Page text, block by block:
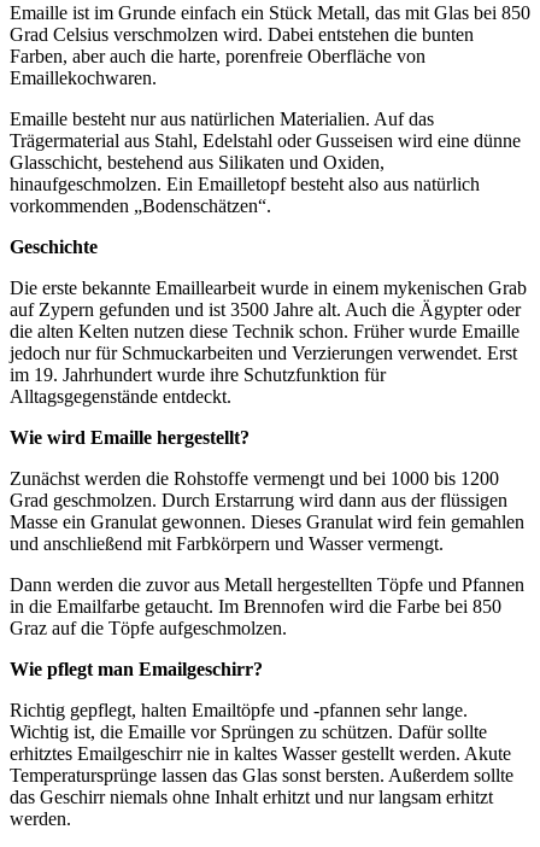
Emaille ist im Grunde einfach ein Stück Metall, das mit Glas bei 850
Grad Celsius verschmolzen wird. Dabei entstehen die bunten
Farben, aber auch die harte, porenfreie Oberfläche von
Emaillekochwaren.
Emaille besteht nur aus natürlichen Materialien. Auf das
Trägermaterial aus Stahl, Edelstahl oder Gusseisen wird eine dünne
Glasschicht, bestehend aus Silikaten und Oxiden,
hinaufgeschmolzen. Ein Emailletopf besteht also aus natürlich
vorkommenden „Bodenschätzen“.
Geschichte
Die erste bekannte Emaillearbeit wurde in einem mykenischen Grab
auf Zypern gefunden und ist 3500 Jahre alt. Auch die Ägypter oder
die alten Kelten nutzen diese Technik schon. Früher wurde Emaille
jedoch nur für Schmuckarbeiten und Verzierungen verwendet. Erst
im 19. Jahrhundert wurde ihre Schutzfunktion für
Alltagsgegenstände entdeckt.
Wie wird Emaille hergestellt?
Zunächst werden die Rohstoffe vermengt und bei 1000 bis 1200
Grad geschmolzen. Durch Erstarrung wird dann aus der flüssigen
Masse ein Granulat gewonnen. Dieses Granulat wird fein gemahlen
und anschließend mit Farbkörpern und Wasser vermengt.
Dann werden die zuvor aus Metall hergestellten Töpfe und Pfannen
in die Emailfarbe getaucht. Im Brennofen wird die Farbe bei 850
Graz auf die Töpfe aufgeschmolzen.
Wie pflegt man Emailgeschirr?
Richtig gepflegt, halten Emailtöpfe und -pfannen sehr lange.
Wichtig ist, die Emaille vor Sprüngen zu schützen. Dafür sollte
erhitztes Emailgeschirr nie in kaltes Wasser gestellt werden. Akute
Temperatursprünge lassen das Glas sonst bersten. Außerdem sollte
das Geschirr niemals ohne Inhalt erhitzt und nur langsam erhitzt
werden.